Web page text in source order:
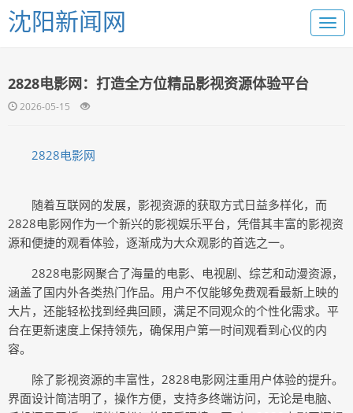
沈阳新闻网
2828电影网：打造全方位精品影视资源体验平台
2026-05-15
2828电影网
随着互联网的发展，影视资源的获取方式日益多样化，而
2828电影网作为一个新兴的影视娱乐平台，凭借其丰富的影视资
源和便捷的观看体验，逐渐成为大众观影的首选之一。
2828电影网聚合了海量的电影、电视剧、综艺和动漫资源，
涵盖了国内外各类热门作品。用户不仅能够免费观看最新上映的
大片，还能轻松找到经典回顾，满足不同观众的个性化需求。平
台在更新速度上保持领先，确保用户第一时间观看到心仪的内
容。
除了影视资源的丰富性，2828电影网注重用户体验的提升。
界面设计简洁明了，操作方便，支持多终端访问，无论是电脑、